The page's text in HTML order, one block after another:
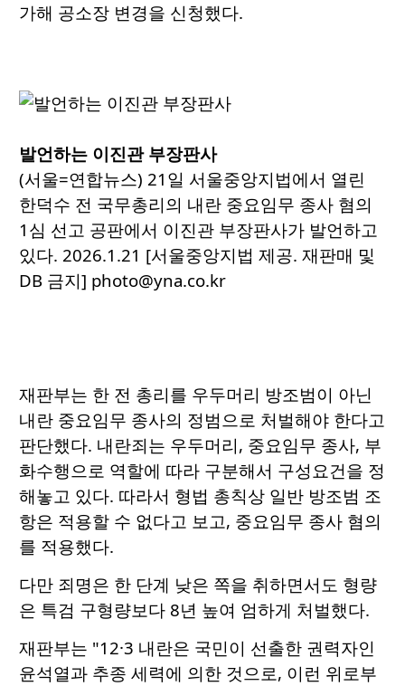
가해 공소장 변경을 신청했다.
발언하는 이진관 부장판사
(서울=연합뉴스) 21일 서울중앙지법에서 열린
한덕수 전 국무총리의 내란 중요임무 종사 혐의
1심 선고 공판에서 이진관 부장판사가 발언하고
있다. 2026.1.21 [서울중앙지법 제공. 재판매 및
DB 금지] photo@yna.co.kr
재판부는 한 전 총리를 우두머리 방조범이 아닌
내란 중요임무 종사의 정범으로 처벌해야 한다고
판단했다. 내란죄는 우두머리, 중요임무 종사, 부
화수행으로 역할에 따라 구분해서 구성요건을 정
해놓고 있다. 따라서 형법 총칙상 일반 방조범 조
항은 적용할 수 없다고 보고, 중요임무 종사 혐의
를 적용했다.
다만 죄명은 한 단계 낮은 쪽을 취하면서도 형량
은 특검 구형량보다 8년 높여 엄하게 처벌했다.
재판부는 "12·3 내란은 국민이 선출한 권력자인
윤석열과 추종 세력에 의한 것으로, 이런 위로부